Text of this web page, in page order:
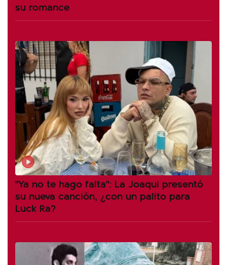
su romance
"Ya no te hago falta": La Joaqui presentó
su nueva canción, ¿con un palito para
Luck Ra?